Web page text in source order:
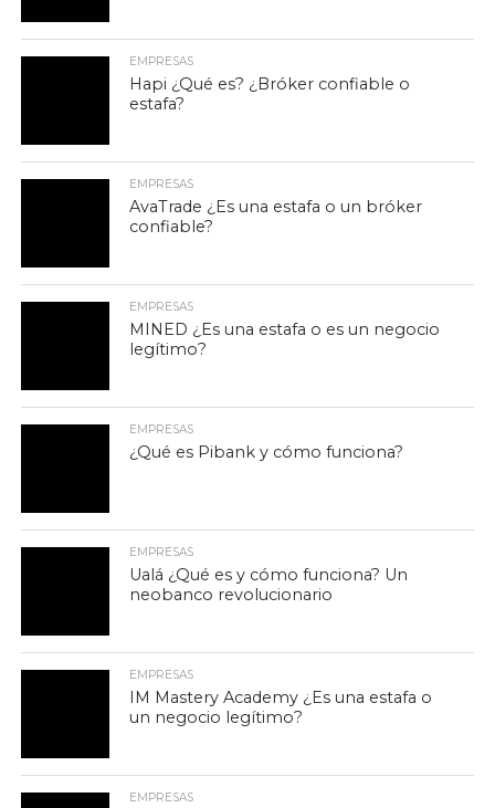
EMPRESAS
Hapi ¿Qué es? ¿Bróker confiable o
estafa?
EMPRESAS
AvaTrade ¿Es una estafa o un bróker
confiable?
EMPRESAS
MINED ¿Es una estafa o es un negocio
legítimo?
EMPRESAS
¿Qué es Pibank y cómo funciona?
EMPRESAS
Ualá ¿Qué es y cómo funciona? Un
neobanco revolucionario
EMPRESAS
IM Mastery Academy ¿Es una estafa o
un negocio legítimo?
EMPRESAS